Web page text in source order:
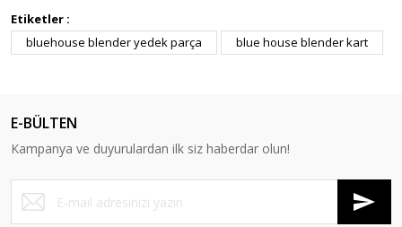
Etiketler :
bluehouse blender yedek parça
blue house blender kart
E-BÜLTEN
Kampanya ve duyurulardan ilk siz haberdar olun!